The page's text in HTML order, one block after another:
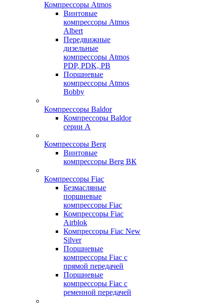
Компрессоры Atmos
Винтовые
компрессоры Atmos
Albert
Передвижные
дизельные
компрессоры Atmos
PDP, PDK, PB
Поршневые
компрессоры Atmos
Bobby
Компрессоры Baldor
Компрессоры Baldor
серии A
Компрессоры Berg
Винтовые
компрессоры Berg ВК
Компрессоры Fiac
Безмасляные
поршневые
компрессоры Fiac
Компрессоры Fiac
Airblok
Компрессоры Fiac New
Silver
Поршневые
компрессоры Fiac с
прямой передачей
Поршневые
компрессоры Fiac с
ременной передачей